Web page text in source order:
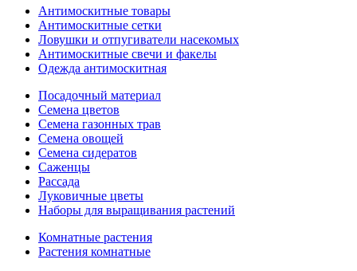
Антимоскитные товары
Антимоскитные сетки
Ловушки и отпугиватели насекомых
Антимоскитные свечи и факелы
Одежда антимоскитная
Посадочный материал
Семена цветов
Семена газонных трав
Семена овощей
Семена сидератов
Саженцы
Рассада
Луковичные цветы
Наборы для выращивания растений
Комнатные растения
Растения комнатные